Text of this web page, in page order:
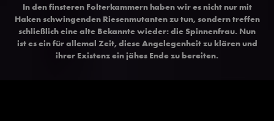
In den finsteren Folterkammern haben wir es nicht nur mit
Haken schwingenden Riesenmutanten zu tun, sondern treffen
schließlich eine alte Bekannte wieder: die Spinnenfrau. Nun
ist es ein für allemal Zeit, diese Angelegenheit zu klären und
ihrer Existenz ein jähes Ende zu bereiten.